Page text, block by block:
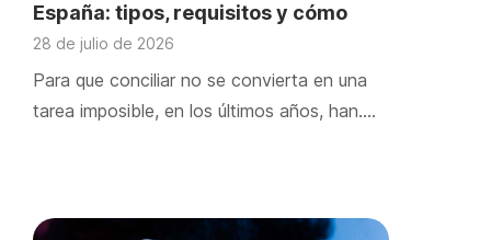
España: tipos, requisitos y cómo
solicitarla
28 de julio de 2026
Para que conciliar no se convierta en una
tarea imposible, en los últimos años, han….